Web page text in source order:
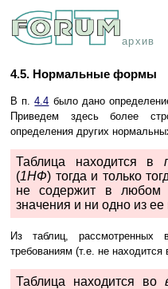
архив
4.5. Нормальные формы
В п.4.4 было дано
Приведем здесь более
определения других
Таблица находится в
(1НФ) тогда и только
не содержит в любом
значения и ни одно из
Из таблиц,
требованиям (т.е. не
Таблица находится во